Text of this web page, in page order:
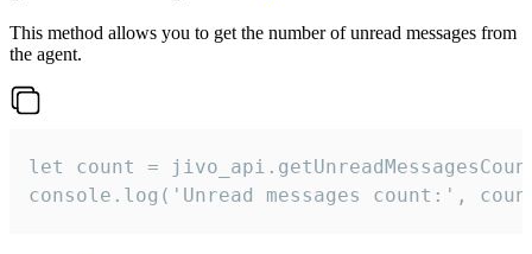
This method allows you to get the number of unread messages from
the agent.
let count =
console.log('Unread messages count:',